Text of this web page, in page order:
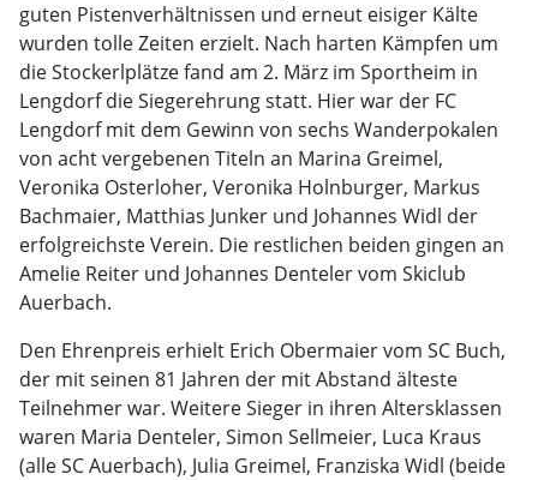
guten Pistenverhältnissen und erneut eisiger Kälte
wurden tolle Zeiten erzielt. Nach harten Kämpfen um
die Stockerlplätze fand am 2. März im Sportheim in
Lengdorf die Siegerehrung statt. Hier war der FC
Lengdorf mit dem Gewinn von sechs Wanderpokalen
von acht vergebenen Titeln an Marina Greimel,
Veronika Osterloher, Veronika Holnburger, Markus
Bachmaier, Matthias Junker und Johannes Widl der
erfolgreichste Verein. Die restlichen beiden gingen an
Amelie Reiter und Johannes Denteler vom Skiclub
Auerbach.
Den Ehrenpreis erhielt Erich Obermaier vom SC Buch,
der mit seinen 81 Jahren der mit Abstand älteste
Teilnehmer war. Weitere Sieger in ihren Altersklassen
waren Maria Denteler, Simon Sellmeier, Luca Kraus
(alle SC Auerbach), Julia Greimel, Franziska Widl (beide